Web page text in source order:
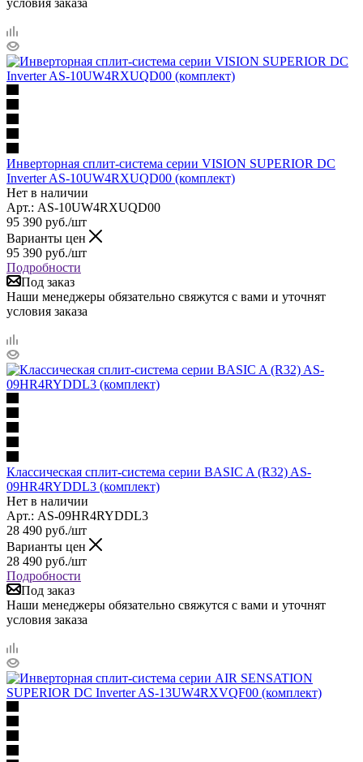
Инверторная сплит-система серии VISION SUPERIOR DC
Inverter AS-10UW4RXUQD00 (комплект)
Нет в наличии
Арт.: AS-10UW4RXUQD00
95 390 руб./шт
Варианты цен
95 390 руб./шт
Подробности
Под заказ
Наши менеджеры обязательно свяжутся с вами и уточнят
условия заказа
Классическая сплит-система серии BASIC A (R32) AS-
09HR4RYDDL3 (комплект)
Нет в наличии
Арт.: AS-09HR4RYDDL3
28 490 руб./шт
Варианты цен
28 490 руб./шт
Подробности
Под заказ
Наши менеджеры обязательно свяжутся с вами и уточнят
условия заказа